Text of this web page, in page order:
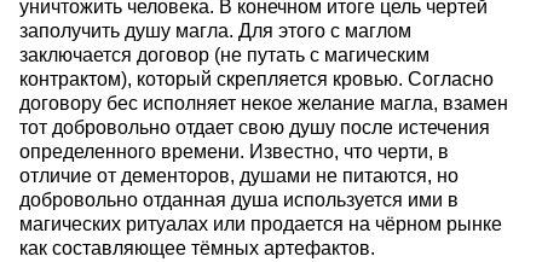
уничтожить человека. В конечном итоге цель чертей
заполучить душу магла. Для этого с маглом
заключается договор (не путать с магическим
контрактом), который скрепляется кровью. Согласно
договору бес исполняет некое желание магла, взамен
тот добровольно отдает свою душу после истечения
определенного времени. Известно, что черти, в
отличие от дементоров, душами не питаются, но
добровольно отданная душа используется ими в
магических ритуалах или продается на чёрном рынке
как составляющее тёмных артефактов.